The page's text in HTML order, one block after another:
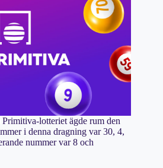
lotteriet ägde rum den
i denna dragning var 30, 4,
nummer var 8 och